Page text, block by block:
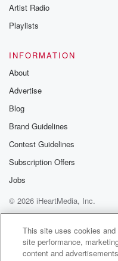
Artist Radio
Playlists
INFORMATION
About
Advertise
Blog
Brand Guidelines
Contest Guidelines
Subscription Offers
Jobs
© 2026 iHeartMedia, Inc.
Help
Privacy Policy
Terms of Use
AdChoices
This site uses cookies
site performance,
content and